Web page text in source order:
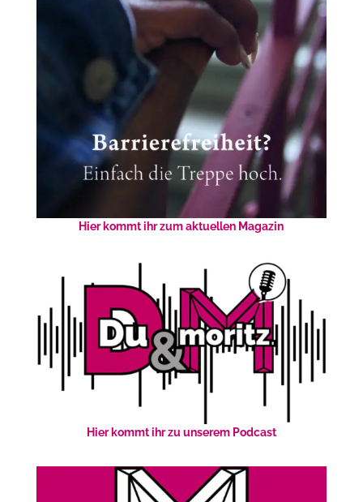
Hier kommt ihr zum aktuellen Magazin
Hier kommt ihr zu unserem Podcast